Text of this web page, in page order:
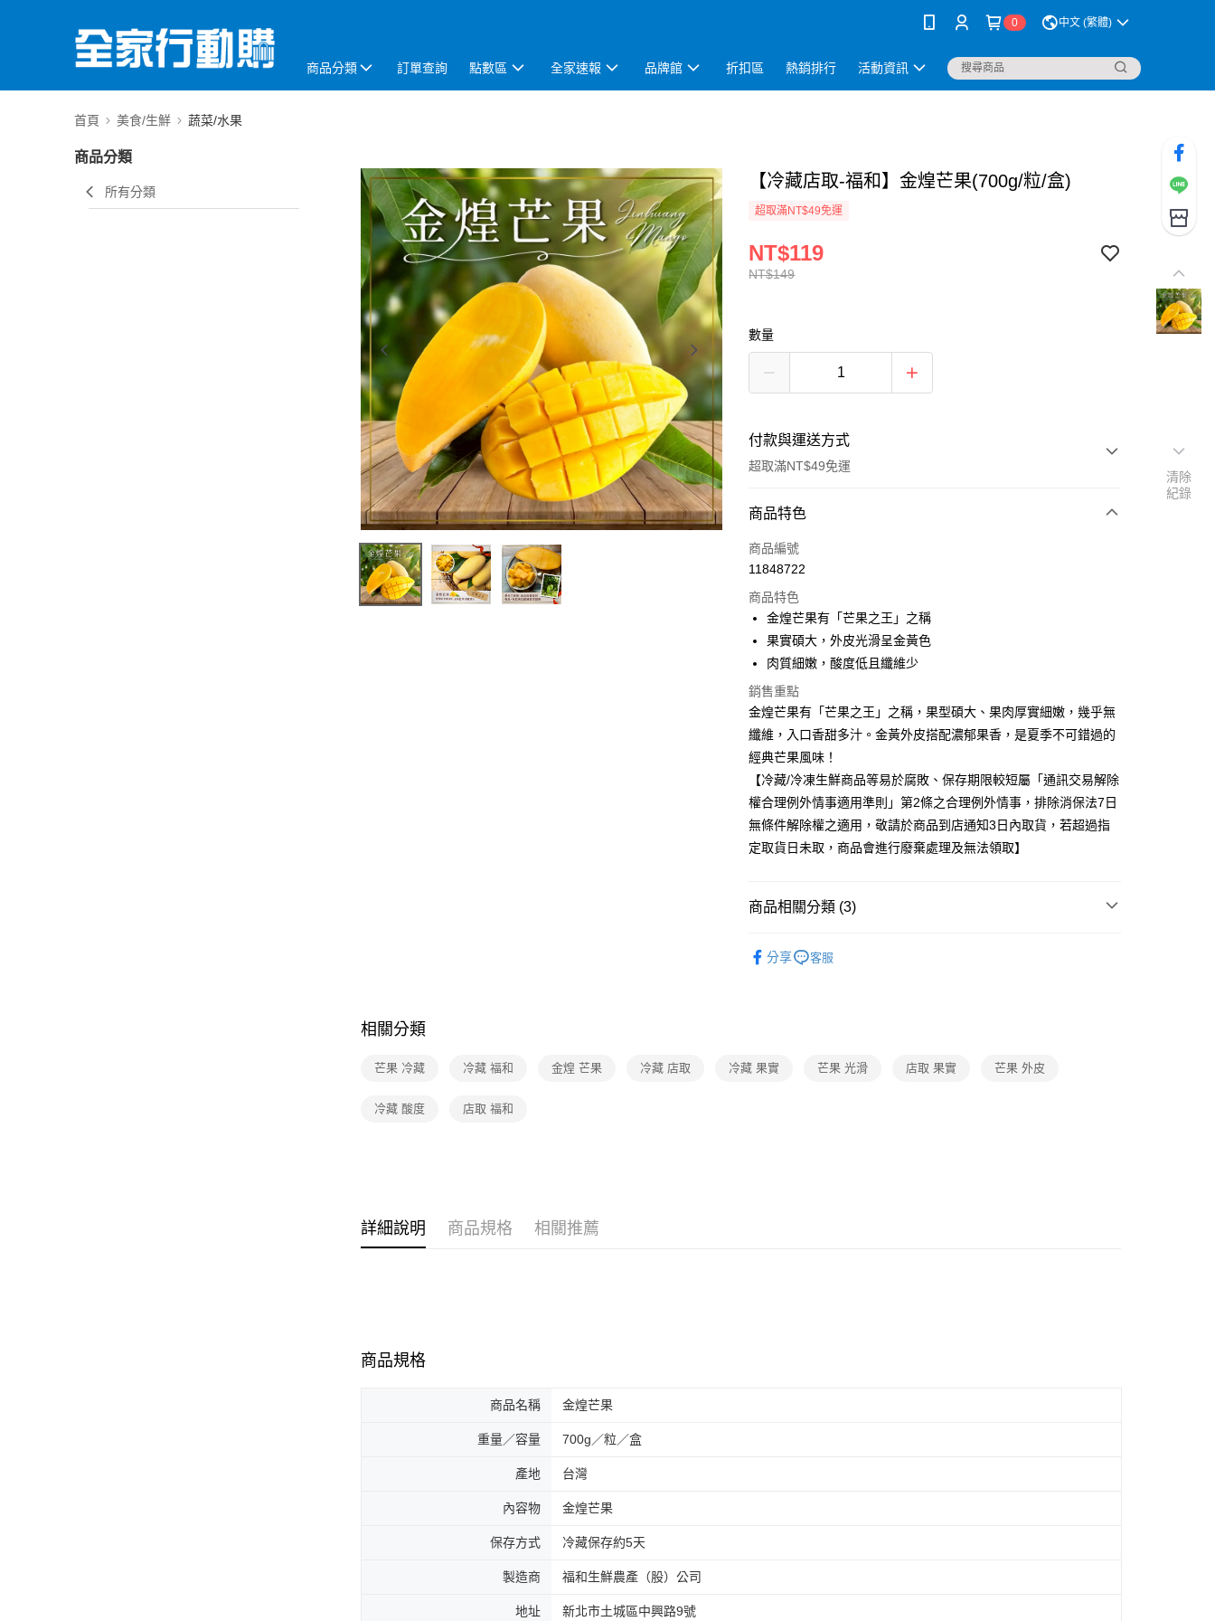
0 中文 (繁體)
商品分類 訂單查詢 點數區 全家速報 品牌館 折扣區 熱銷排行 活動資訊
首頁 美食/生鮮 蔬菜/水果
商品分類
所有分類
【冷藏店取-福和】金煌芒果(700g/粒/盒)
超取滿NT$49免運
NT$149
NT$119
數量
付款與運送方式
超取滿NT$49免運
付款方式
全家線上支付
運送方式
冷藏-付款後全家取貨
每筆NT$100，滿NT$49(含以上)免運費
商品特色
商品編號
11848722
商品特色
金煌芒果有「芒果之王」之稱
果實碩大，外皮光滑呈金黃色
肉質細嫩，酸度低且纖維少
銷售重點
金煌芒果有「芒果之王」之稱，果型碩大、果肉厚實細嫩，幾乎無
纖維，入口香甜多汁。金黃外皮搭配濃郁果香，是夏季不可錯過的
經典芒果風味！
【冷藏/冷凍生鮮商品等易於腐敗、保存期限較短屬「通訊交易解除
權合理例外情事適用準則」第2條之合理例外情事，排除消保法7日
無條件解除權之適用，敬請於商品到店通知3日內取貨，若超過指
定取貨日未取，商品會進行廢棄處理及無法領取】
商品相關分類 (3)
分享 客服
相關分類
芒果 冷藏 冷藏 福和 金煌 芒果 冷藏 店取 冷藏 果實 芒果 光滑 店取 果實 芒果 外皮
冷藏 酸度 店取 福和
詳細說明 商品規格 相關推薦
商品規格
商品名稱 金煌芒果
重量／容量 700g／粒／盒
產地 台灣
內容物 金煌芒果
保存方式 冷藏保存約5天
製造商 福和生鮮農產（股）公司
地址 新北市土城區中興路9號
清除
紀錄